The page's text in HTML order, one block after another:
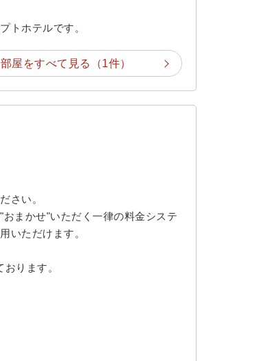
トホテルです。
部屋をすべて見る（1件）
さい。
まかせ"いただく一律の料金システ
いただけます。
ります。